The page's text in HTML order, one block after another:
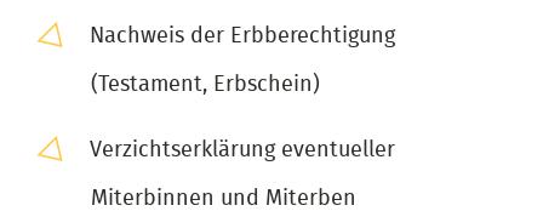
Nachweis der Erbberechtigung
(Testament, Erbschein)
Verzichtserklärung eventueller
Miterbinnen und Miterben